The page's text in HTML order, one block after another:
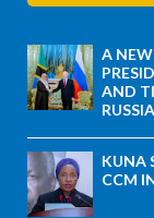
A
AND
KUNA
CCM